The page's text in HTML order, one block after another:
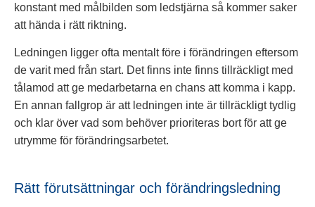
konstant med målbilden som ledstjärna så kommer saker
att hända i rätt riktning.
Ledningen ligger ofta mentalt före i förändringen eftersom
de varit med från start. Det finns inte finns tillräckligt med
tålamod att ge medarbetarna en chans att komma i kapp.
En annan fallgrop är att ledningen inte är tillräckligt tydlig
och klar över vad som behöver prioriteras bort för att ge
utrymme för förändringsarbetet.
Rätt förutsättningar och förändringsledning